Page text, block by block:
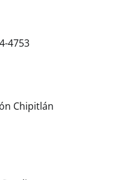
4753
Chipitlán